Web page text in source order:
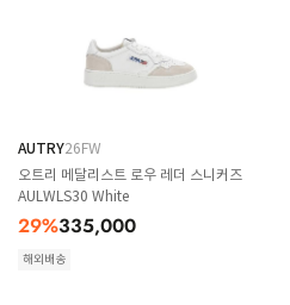
AUTRY26FW
오트리 메달리스트 로우 레더 스니커즈
AULWLS30 White
29%335,000
해외배송